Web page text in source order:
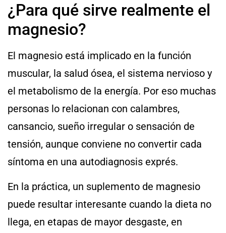
¿Para qué sirve realmente el
magnesio?
El magnesio está implicado en la función
muscular, la salud ósea, el sistema nervioso y
el metabolismo de la energía. Por eso muchas
personas lo relacionan con calambres,
cansancio, sueño irregular o sensación de
tensión, aunque conviene no convertir cada
síntoma en una autodiagnosis exprés.
En la práctica, un suplemento de magnesio
puede resultar interesante cuando la dieta no
llega, en etapas de mayor desgaste, en